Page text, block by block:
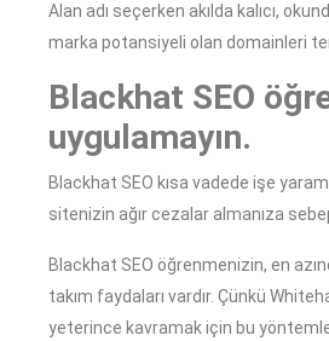
Alan adı seçerken akılda kalıcı,
marka potansiyeli olan domainleri
Blackhat SEO
uygulamayın.
Blackhat SEO kısa vadede işe
sitenizin ağır cezalar almanıza
Blackhat SEO öğrenmenizin, en
takım faydaları vardır. Çünkü
yeterince kavramak için bu